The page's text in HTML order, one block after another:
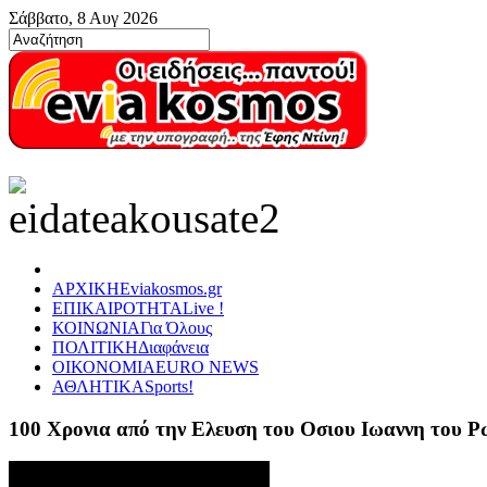
Σάββατο, 8 Αυγ 2026
ΑΡΧΙΚΗEviakosmos.gr
ΕΠΙΚΑΙΡΟΤΗΤΑLive !
ΚΟΙΝΩΝΙΑΓια Όλους
ΠΟΛΙΤΙΚΗΔιαφάνεια
ΟΙΚΟΝΟΜΙΑEURO NEWS
ΑΘΛΗΤΙΚΑSports!
100 Χρονια από την Ελευση του Οσιου Ιωαννη του